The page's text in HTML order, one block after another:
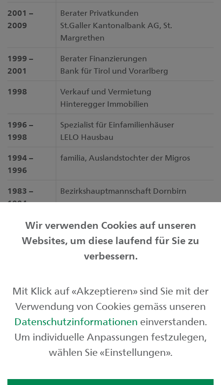
2001 –
2009
Berater Privatkunden
St.Galler Kantonalbank AG, St.
Margrethen
1999 –
2001
Berater Finanzierungen
Bank für Tirol und Vorarlberg
1998
Verkauf und Vermietung
Hinteregger Immobilien
1996 –
1998
Spezialist für Einfamilienhäuser
LELO Hausbau
1994 –
1996
familia, Auslandstochter der Migros
1983 –
1994
Bezirkshauptmannschaft Dornbirn
Privatkunden
Börse und Märkte
Über uns
Wir verwenden Cookies auf unseren
Websites, um diese laufend für Sie zu
verbessern.
Mit Klick auf «Akzeptieren» sind Sie mit der
Verwendung von Cookies gemäss unseren
Datenschutzinformationen einverstanden.
Um individuelle Anpassungen festzulegen,
wählen Sie «Einstellungen».